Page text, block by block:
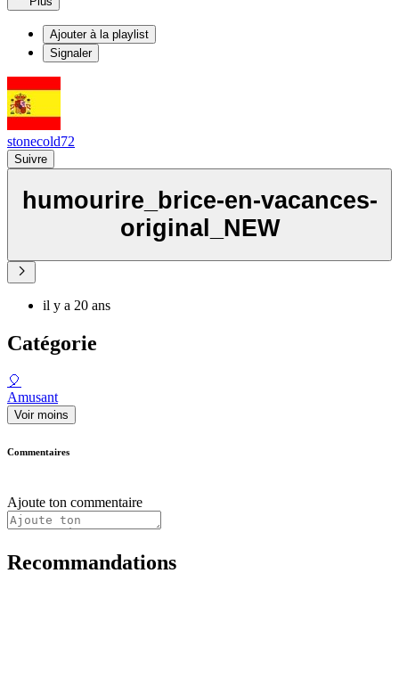
Ajouter à la playlist
Signaler
stonecold72
Suivre
humourire_brice-en-vacances-
original_NEW
il y a 20 ans
Catégorie
🎈
Amusant
Voir moins
Commentaires
Ajoute ton commentaire
Recommandations